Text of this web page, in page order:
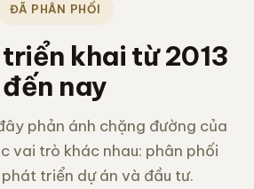
ĐÃ PHÂN PHỐI
khai từ 2013
đến nay
phản ánh chặng đường của
vai trò khác nhau: phân phối
triển dự án và đầu tư.